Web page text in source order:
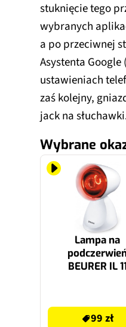
stuknięcie tego
wybranych
a po przeciwnej
Asystenta
ustawieniach
zaś kolejny,
jack na
Wybrane
Lampa na
BEURER IL
99 zł